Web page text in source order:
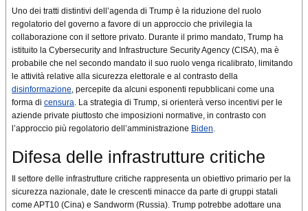
Uno dei tratti distintivi dell’agenda di Trump è la riduzione del ruolo
regolatorio del governo a favore di un approccio che privilegia la
collaborazione con il settore privato. Durante il primo mandato, Trump ha
istituito la Cybersecurity and Infrastructure Security Agency (CISA), ma è
probabile che nel secondo mandato il suo ruolo venga ricalibrato, limitando
le attività relative alla sicurezza elettorale e al contrasto della
disinformazione, percepite da alcuni esponenti repubblicani come una
forma di censura. La strategia di Trump, si orienterà verso incentivi per le
aziende private piuttosto che imposizioni normative, in contrasto con
l’approccio più regolatorio dell’amministrazione Biden.
Difesa delle infrastrutture critiche
Il settore delle infrastrutture critiche rappresenta un obiettivo primario per la
sicurezza nazionale, date le crescenti minacce da parte di gruppi statali
come APT10 (Cina) e Sandworm (Russia). Trump potrebbe adottare una